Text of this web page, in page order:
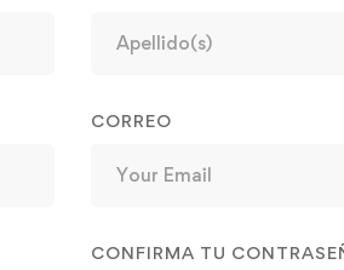
CORREO
CONFIRMA TU